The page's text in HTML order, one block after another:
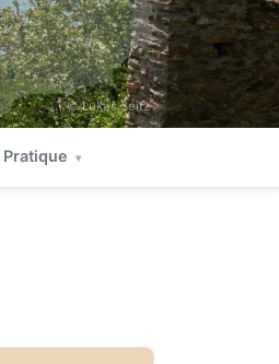
© Lukas Seitz
Pratique ▾